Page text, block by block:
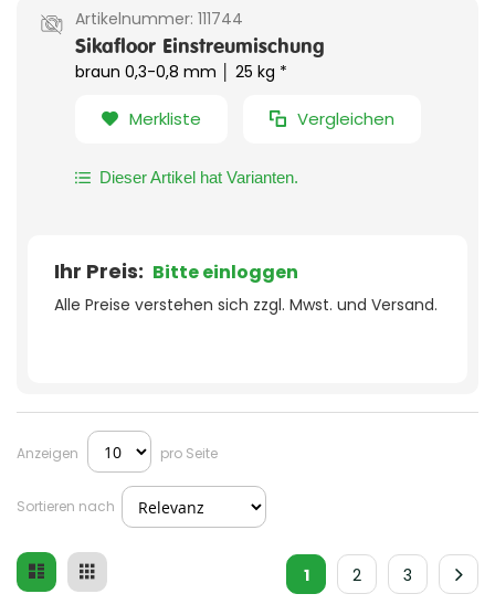
Artikelnummer: 111744
Sikafloor Einstreumischung
braun 0,3-0,8 mm │ 25 kg *
Merkliste Vergleichen
Dieser Artikel hat Varianten.
Ihr Preis: Bitte einloggen
Alle Preise verstehen sich zzgl. Mwst. und Versand.
Anzeigen pro Seite
Sortieren nach
1 2 3
Ansicht
Liste Raster